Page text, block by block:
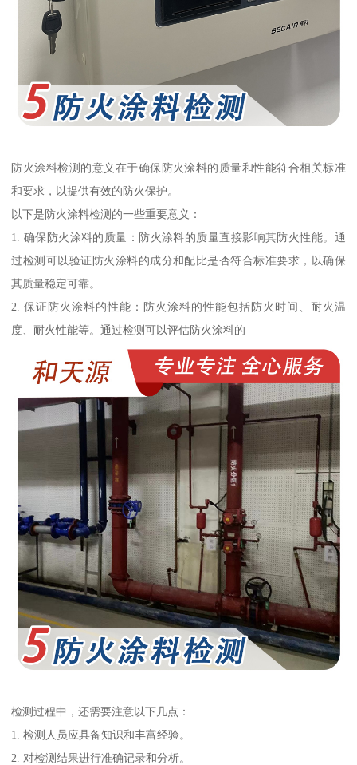
防火涂料检测的意义在于确保防火涂料的质量和性能符合相关标准
和要求，以提供有效的防火保护。
以下是防火涂料检测的一些重要意义：
1. 确保防火涂料的质量：防火涂料的质量直接影响其防火性能。通
过检测可以验证防火涂料的成分和配比是否符合标准要求，以确保
其质量稳定可靠。
2. 保证防火涂料的性能：防火涂料的性能包括防火时间、耐火温
度、耐火性能等。通过检测可以评估防火涂料的
检测过程中，还需要注意以下几点：
1. 检测人员应具备知识和丰富经验。
2. 对检测结果进行准确记录和分析。